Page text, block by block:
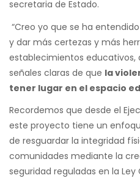
secretaria de Estado.
“Creo yo que se ha
y dar más certezas y más
establecimientos
señales claras de que la
tener lugar en el espacio
Recordemos que desde el
este proyecto tiene un
de resguardar la integridad
comunidades mediante la
seguridad reguladas en la Ley